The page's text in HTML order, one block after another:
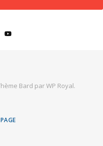
Bard parWP Royal.